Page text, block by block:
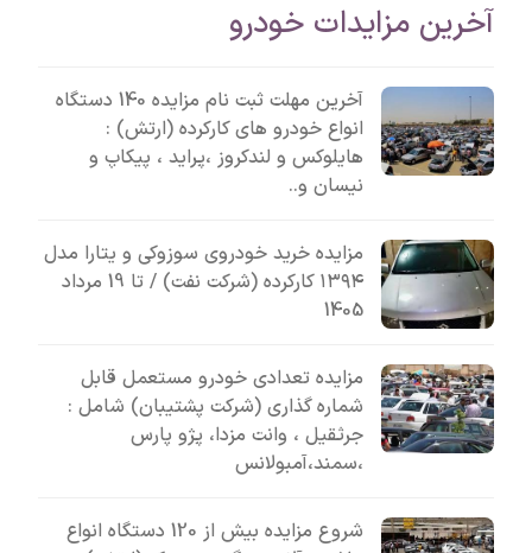
آخرین مزایدات خودرو
آخرین مهلت ثبت نام مزایده 140 دستگاه
انواع خودرو های کارکرده (ارتش) :
هایلوکس و لندکروز ،پراید ، پیکاپ و
نیسان و..
مزایده خرید خودروی سوزوکی و یتارا مدل
۱۳۹۴ کارکرده (شرکت نفت) / تا 19 مرداد
1405
مزایده تعدادی خودرو مستعمل قابل
شماره گذاری (شرکت پشتیبان) شامل :
جرثقیل ، وانت مزدا، پژو پارس
،سمند،آمبولانس
شروع مزایده بیش از 120 دستگاه انواع